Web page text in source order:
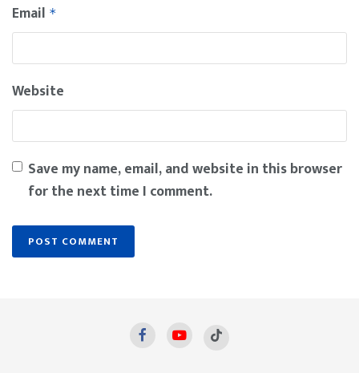
Email *
Website
Save my name, email, and website in this browser
for the next time I comment.